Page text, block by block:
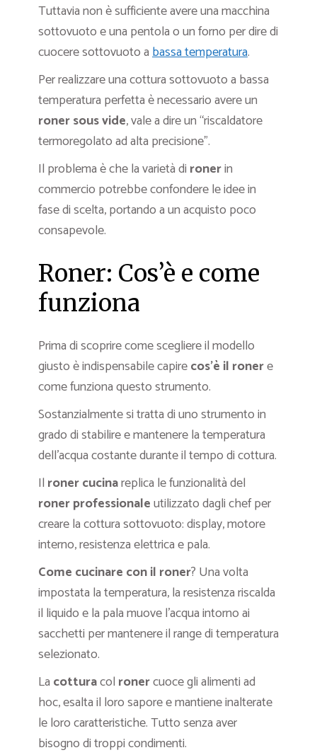
Tuttavia non è sufficiente avere una macchina
sottovuoto e una pentola o un forno per dire di
cuocere sottovuoto abassa temperatura.
Per realizzare una cottura sottovuoto a bassa
temperatura perfetta è necessario avere un
roner sous vide, vale a dire un “riscaldatore
termoregolato ad alta precisione”.
Il problema è che la varietà di ronerin
commercio potrebbe confondere le idee in
fase di scelta, portando a un acquisto poco
consapevole.
Roner: Cos’è e come
funziona
Prima di scoprire come scegliere il modello
giusto è indispensabile capirecos’è il ronere
come funziona questo strumento.
Sostanzialmente si tratta di uno strumento in
grado di stabilire e mantenere la temperatura
dell’acqua costante durante il tempo di cottura.
Il roner cucinareplica le funzionalità del
roner professionaleutilizzato dagli chef per
creare la cottura sottovuoto: display, motore
interno, resistenza elettrica e pala.
Come cucinare con il roner? Una volta
impostata la temperatura, la resistenza riscalda
il liquido e la pala muove l’acqua intorno ai
sacchetti per mantenere il range di temperatura
selezionato.
La cotturacol ronercuoce gli alimenti ad
hoc, esalta il loro sapore e mantiene inalterate
le loro caratteristiche. Tutto senza aver
bisogno di troppi condimenti.